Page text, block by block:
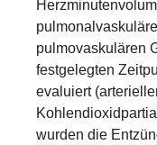
pulmovaskulären
festgelegten
evaluiert
wurden die